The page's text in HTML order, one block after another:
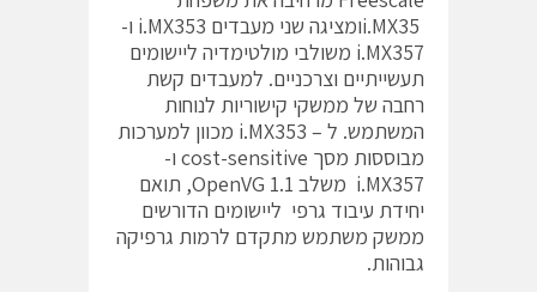
i.MX35ומציגה שני מעבדים i.MX353 ו-
i.MX357 משולבי מולטימדיה ליישומים
תעשייתיים וצרכניים. למעבדים קשת
רחבה של ממשקי קישוריות לנוחות
המשתמש. ל – i.MX353 מכוון למערכות
מבוססות מסך cost-sensitive ו-
i.MX357 משלב OpenVG 1.1, תואם
יחידת עיבוד גרפי ליישומים הדורשים
ממשק משתמש מתקדם לרמות גרפיקה
גבוהות.